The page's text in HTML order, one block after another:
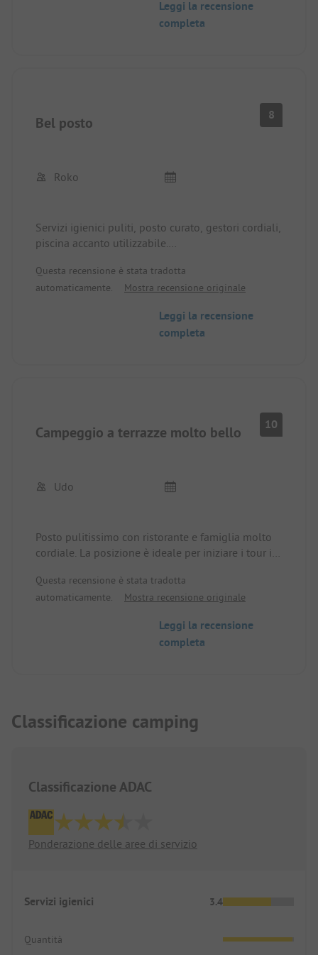
poiché la reception, il mini shop e il ristorante
operano contemporaneamente. Durante il nostro
Leggi la recensione
completa
Bel posto 8
Roko
Servizi igienici puliti, posto curato, gestori cordiali,
piscina accanto utilizzabile.
vicinanze.
Questa recensione è stata tradotta
automaticamente.
Mostra recensione originale
Leggi la recensione
completa
Campeggio a terrazze molto bello 10
Udo
Posto pulitissimo con ristorante e famiglia molto
cordiale. La posizione è ideale per iniziare i tour in
Lussemburgo è molto bella e dista circa 20 km.
L'unica cosa che ci ha dato un po' fastidio è stato il
Questa recensione è stata tradotta
automaticamente.
Mostra recensione originale
Leggi la recensione
completa
Classificazione camping
Classificazione ADAC
Ponderazione delle aree di servizio
Servizi igienici 3.4
Quantità